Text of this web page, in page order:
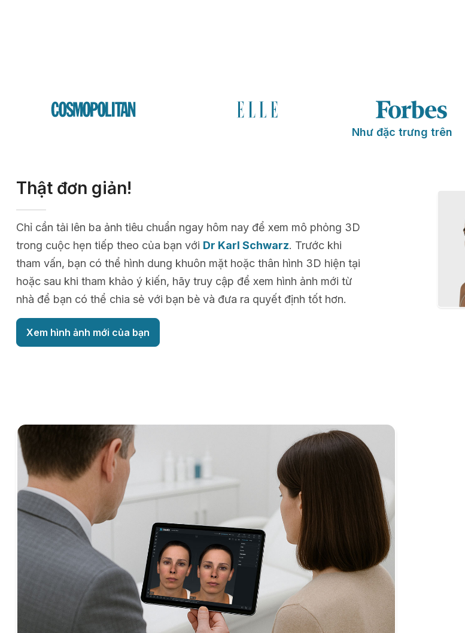
Như đặc trưng trên
Thật đơn giản!
Chỉ cần tải lên ba ảnh tiêu chuẩn ngay hôm nay để xem mô phỏng 3D
trong cuộc hẹn tiếp theo của bạn với Dr Karl Schwarz. Trước khi
tham vấn, bạn có thể hình dung khuôn mặt hoặc thân hình 3D hiện tại
hoặc sau khi tham khảo ý kiến, hãy truy cập để xem hình ảnh mới từ
nhà để bạn có thể chia sẻ với bạn bè và đưa ra quyết định tốt hơn.
Xem hình ảnh mới của bạn